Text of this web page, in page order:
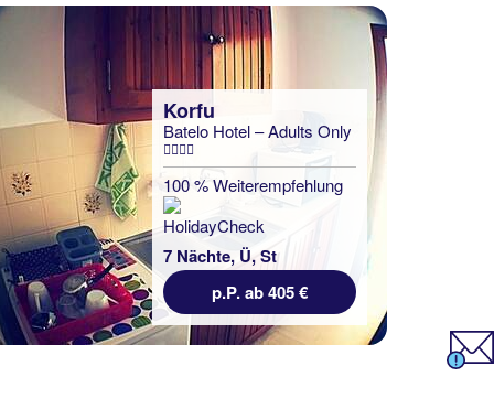
Korfu
Batelo Hotel – Adults Only
100 % Weiterempfehlung
7 Nächte, Ü, St
p.P. ab 405 €
Korfu
Rivendell Holiday
Appartments
100 % Weiterempfehlung
7 Nächte, Ü, XX
p.P. ab 376 €